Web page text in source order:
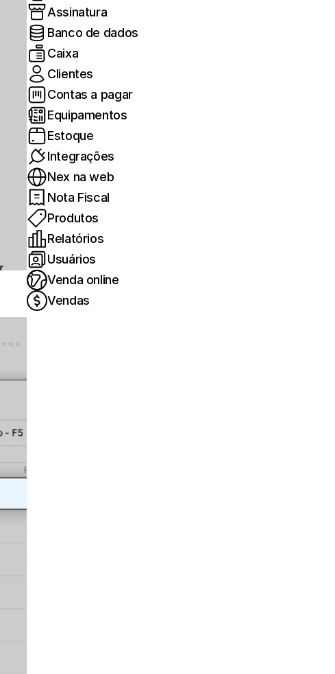
Assinatura
Banco de dados
Caixa
Clientes
Contas a pagar
Equipamentos
Estoque
Integrações
Nex na web
Nota Fiscal
Produtos
Relatórios
Usuários
Venda online
Vendas